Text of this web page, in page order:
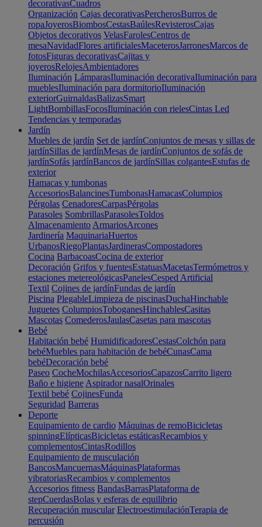
decorativasCuadros
Organización Cajas decorativasPercherosBurros de
ropaJoyerosBiombosCestasBaúlesRevisterosCajas
Objetos decorativos VelasFarolesCentros de
mesaNavidadFlores artificialesMaceterosJarronesMarcos de
fotosFiguras decorativasCajitas y
joyerosRelojesAmbientadores
Iluminación LámparasIluminación decorativaIluminación para
mueblesIluminación para dormitorioIluminación
exteriorGuirnaldasBalizasSmart
LightBombillasFocosIluminación con rielesCintas Led
Tendencias y temporadas
Jardín
Muebles de jardín Set de jardínConjuntos de mesas y sillas de
jardínSillas de jardínMesas de jardínConjuntos de sofás de
jardínSofás jardínBancos de jardínSillas colgantesEstufas de
exterior
Hamacas y tumbonas
AccesoriosBalancinesTumbonasHamacasColumpios
Pérgolas CenadoresCarpasPérgolas
Parasoles SombrillasParasolesToldos
Almacenamiento ArmariosArcones
Jardinería MaquinariaHuertos
UrbanosRiegoPlantasJardinerasCompostadores
Cocina BarbacoasCocina de exterior
Decoración Grifos y fuentesEstatuasMacetasTermómetros y
estaciones metereológicasPanelesCesped Artificial
Textil Cojines de jardínFundas de jardín
Piscina PlegableLimpieza de piscinasDuchaHinchable
Juguetes ColumpiosToboganesHinchablesCasitas
Mascotas ComederosJaulasCasetas para mascotas
Bebé
Habitación bebé HumidificadoresCestasColchón para
bebéMuebles para habitación de bebéCunasCama
bebéDecoración bebé
Paseo CocheMochilasAccesoriosCapazosCarrito ligero
Baño e higiene Aspirador nasalOrinales
Textil bebé CojinesFunda
Seguridad Barreras
Deporte
Equipamiento de cardio Máquinas de remoBicicletas
spinningElípticasBicicletas estáticasRecambios y
complementosCintasRodillos
Equipamiento de musculación
BancosMancuernasMáquinasPlataformas
vibratoriasRecambios y complementos
Accesorios fitness BandasBarrasPlataforma de
stepCuerdasBolas y esferas de equilibrio
Recuperación muscular ElectroestimulaciónTerapia de
percusión